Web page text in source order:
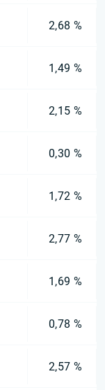
2,68 %
1,49 %
2,15 %
0,30 %
1,72 %
2,77 %
1,69 %
0,78 %
2,57 %